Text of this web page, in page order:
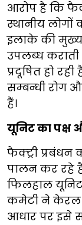
आरोप है कि
स्थानीय लोगों
इलाके की मुख्य
उपलब्ध कराती
प्रदूषित हो
सम्बन्धी रोग
हैं।
यूनिट का पक्ष
फैक्ट्री प्रबंधन
पालन कर रहे
फिलहाल
कमेटी ने केरल
आधार पर इसे